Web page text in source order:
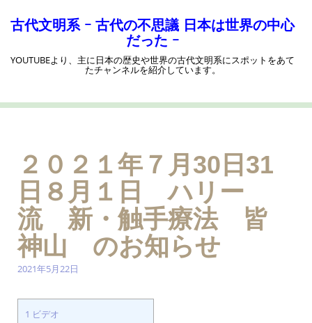
キ
古代文明系 ｰ 古代の不思議 日本は世界の中心
だった ｰ
YOUTUBEより、主に日本の歴史や世界の古代文明系にスポットをあて
たチャンネルを紹介しています。
２０２１年７月30日31
日８月１日 ハリー
流 新・触手療法 皆
神山 のお知らせ
2021年5月22日
1 ビデオ